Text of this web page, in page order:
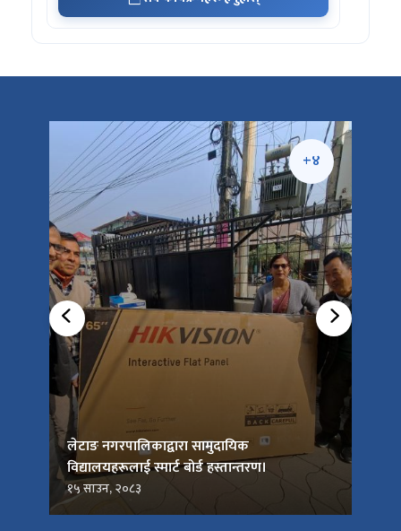
+४
लेटाङ नगरपालिकाद्वारा सामुदायिक
विद्यालयहरूलाई स्मार्ट बोर्ड हस्तान्तरण।
१५ साउन, २०८३